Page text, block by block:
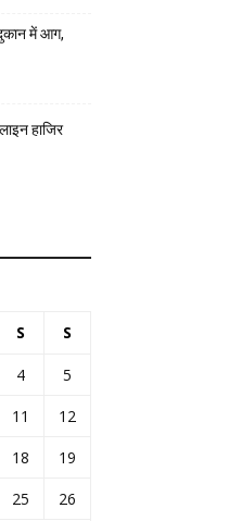
में आग,
हाजिर
S S
4
5
11
12
18
19
25
26